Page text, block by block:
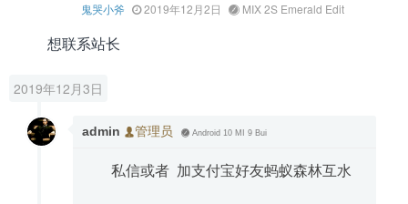
鬼哭小斧 2019年12月2日 MIX 2S Emerald Edit
想联系站长
2019年12月3日
admin 管理员 Android 10 MI 9 Bui
私信或者 加支付宝好友蚂蚁森林互水